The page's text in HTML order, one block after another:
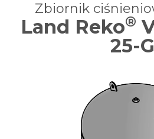
Zbiornik
Land Reko®
25-G